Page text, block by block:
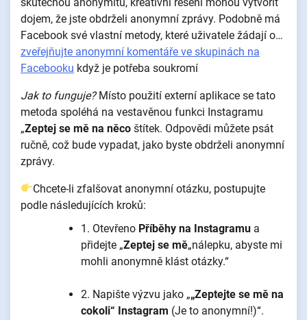
dojem, že jste obdrželi anonymní zprávy. Podobně má
Facebook své vlastní metody, které uživatele žádají o…
zveřejňujte anonymní komentáře ve skupinách na
Facebooku když je potřeba soukromí
Jak to funguje?Místo použití externí aplikace se tato
metoda spoléhá na vestavěnou funkci Instagramu
„Zeptej se mě na něco štítek. Odpovědi můžete psát
ručně, což bude vypadat, jako byste obdrželi anonymní
zprávy.
Chcete-li zfalšovat anonymní otázku, postupujte
podle následujících kroků:
1. Otevřeno Příběhy na Instagramu a
přidejte „Zeptej se mě„nálepku, abyste mi
mohli anonymně klást otázky.“
2. Napište výzvu jako „„Zeptejte se mě na
cokoli“ Instagram (Je to anonymní!)“.